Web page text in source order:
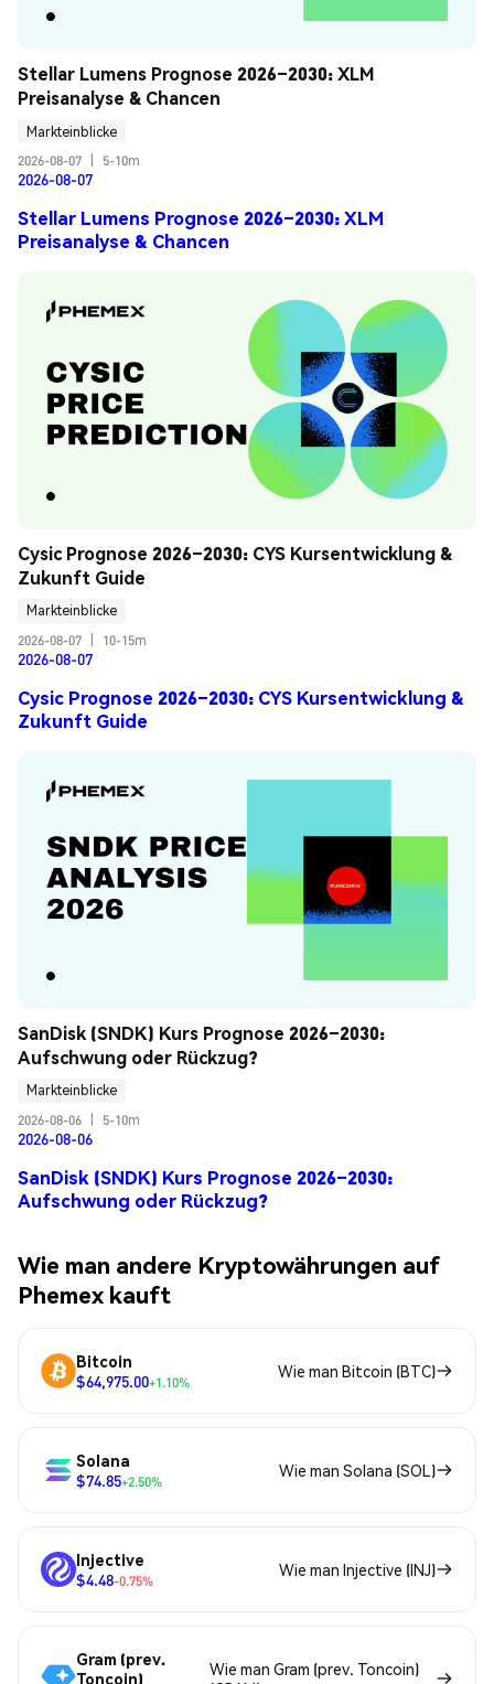
Stellar Lumens Prognose 2026–2030: XLM
Preisanalyse & Chancen
Markteinblicke
2026-08-07
5-10m
2026-08-07
Stellar Lumens Prognose 2026–2030: XLM
Preisanalyse & Chancen
Cysic Prognose 2026–2030: CYS Kursentwicklung &
Zukunft Guide
Markteinblicke
2026-08-07
10-15m
2026-08-07
Cysic Prognose 2026–2030: CYS Kursentwicklung &
Zukunft Guide
SanDisk (SNDK) Kurs Prognose 2026–2030:
Aufschwung oder Rückzug?
Markteinblicke
2026-08-06
5-10m
2026-08-06
SanDisk (SNDK) Kurs Prognose 2026–2030:
Aufschwung oder Rückzug?
Wie man andere Kryptowährungen auf
Phemex kauft
Bitcoin
$64,975.00+1.10%
Wie man Bitcoin (BTC)
Solana
$74.85+2.50%
Wie man Solana (SOL)
Injective
$4.48-0.75%
Wie man Injective (INJ)
Gram (prev.
Toncoin)
Wie man Gram (prev. Toncoin)